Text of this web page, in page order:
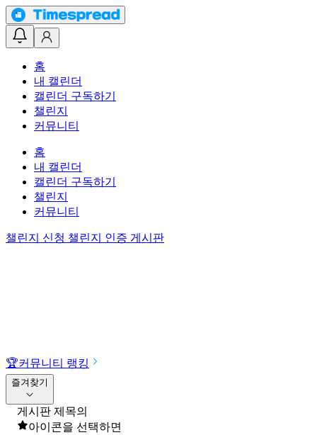
홈
내 캘린더
캘린더 구독하기
챌린지
커뮤니티
홈
내 캘린더
캘린더 구독하기
챌린지
커뮤니티
챌린지 신청 챌린지 인증 게시판
🏆커뮤니티 랭킹
즐겨찾기
게시판 제목의
아이콘을 선택하면